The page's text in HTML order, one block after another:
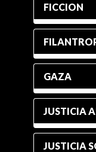
FICCION
GAZA
JUSTICIA
JUSTICIA